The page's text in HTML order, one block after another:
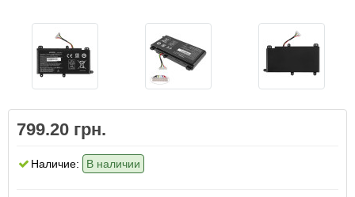
799.20 грн.
Наличие: В наличии